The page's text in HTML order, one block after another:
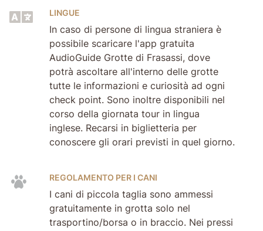
LINGUE
In caso di persone di lingua straniera è
possibile scaricare l'app gratuita
AudioGuide Grotte di Frasassi, dove
potrà ascoltare all'interno delle grotte
tutte le informazioni e curiosità ad ogni
check point. Sono inoltre disponibili nel
corso della giornata tour in lingua
inglese. Recarsi in biglietteria per
conoscere gli orari previsti in quel giorno.
REGOLAMENTO PER I CANI
I cani di piccola taglia sono ammessi
gratuitamente in grotta solo nel
trasportino/borsa o in braccio. Nei pressi